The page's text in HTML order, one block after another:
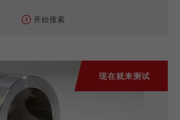
开始搜索
现在就来测试